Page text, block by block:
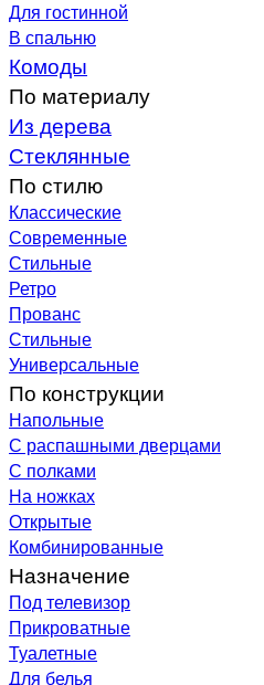
Для гостинной
В спальню
Комоды
По материалу
Из дерева
Стеклянные
По стилю
Классические
Современные
Стильные
Ретро
Прованс
Стильные
Универсальные
По конструкции
Напольные
С распашными дверцами
С полками
На ножках
Открытые
Комбинированные
Назначение
Под телевизор
Прикроватные
Туалетные
Для белья